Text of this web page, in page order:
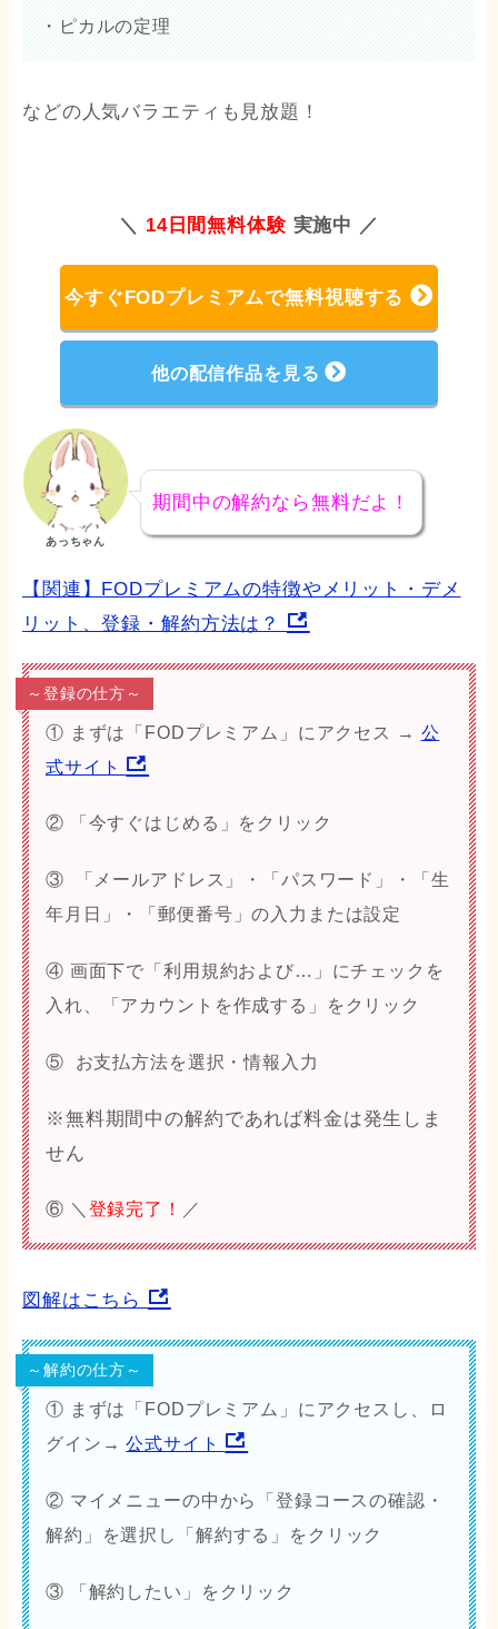
・ピカルの定理
などの人気バラエティも見放題！
＼ 14日間無料体験 実施中 ／
今すぐFODプレミアムで無料視聴する
他の配信作品を見る
あっちゃん
期間中の解約なら無料だよ！
【関連】FODプレミアムの特徴やメリット・デメ
リット、登録・解約方法は？
～登録の仕方～
① まずは「FODプレミアム」にアクセス → 公
式サイト
② 「今すぐはじめる」をクリック
③ 「メールアドレス」・「パスワード」・「生
年月日」・「郵便番号」の入力または設定
④ 画面下で「 利用規約および… 」にチェックを
入れ、「アカウントを作成する」をクリック
⑤ お支払方法を選択・情報入力
※無料期間中の解約であれば料金は発生しま
せん
⑥ ＼ 登録完了！ ／
図解はこちら
～解約の仕方～
① まずは「FODプレミアム」にアクセスし、ロ
グイン→公式サイト
② マイメニューの中から「登録コースの確認・
解約 」を選択し「 解約する 」をクリック
③ 「解約したい」をクリック